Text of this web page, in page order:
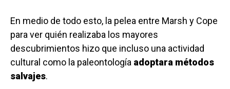
En medio de todo esto, la pelea entre Marsh y Cope
para ver quién realizaba los mayores
descubrimientos hizo que incluso una actividad
cultural como la paleontología adoptara métodos
salvajes.